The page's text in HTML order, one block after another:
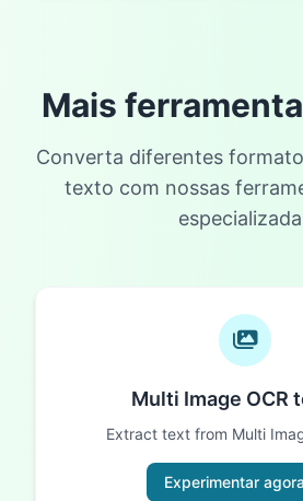
Mais
Converta diferentes
texto com nossas
Multi Image OCR
Extract text from Multi
Experimentar agora